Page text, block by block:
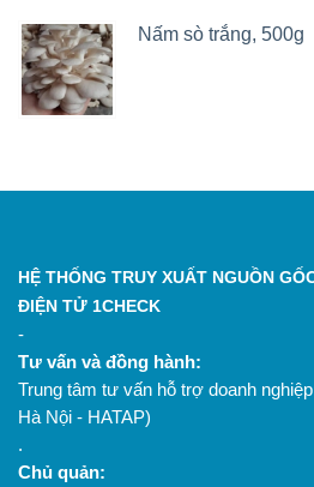
Nấm sò trắng, 500g
HỆ THỐNG TRUY XUẤT NGUỒN
ĐIỆN TỬ 1CHECK
-
Tư vấn và đồng hành:
Trung tâm tư vấn hỗ trợ doanh
Hà Nội - HATAP)
.
Chủ quản: